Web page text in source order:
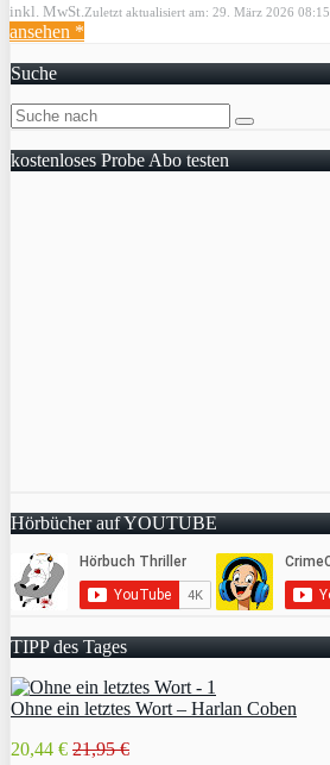
inkl. MwSt. Zuletzt aktualisiert am: 29. März 2026 08:15
ansehen *
Suche
kostenloses Probe Abo testen
Hörbücher auf YOUTUBE
TIPP des Tages
Ohne ein letztes Wort – Harlan Coben
20,44 € 21,95 €